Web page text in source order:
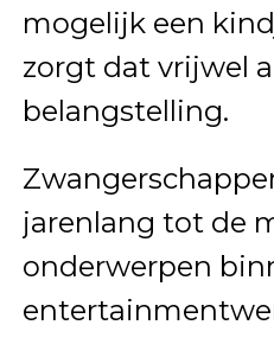
mogelijk een
zorgt dat vrijwel
belangstelling.
jarenlang tot de
onderwerpen